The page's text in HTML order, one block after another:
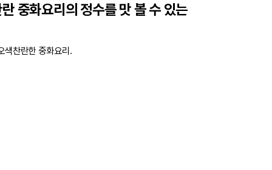
란 중화요리의 정수를 맛 볼 수 있는
색찬란한 중화요리.